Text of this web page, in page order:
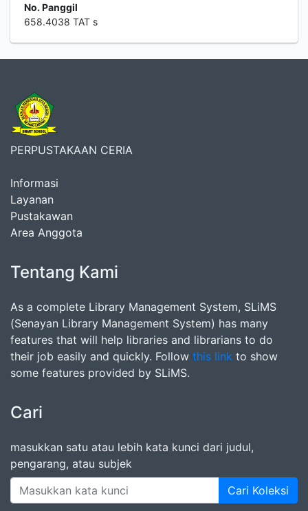
No. Panggil
658.4038 TAT s
PERPUSTAKAAN CERIA
Informasi
Layanan
Pustakawan
Area Anggota
Tentang Kami
As a complete Library Management System, SLiMS
(Senayan Library Management System) has many
features that will help libraries and librarians to do
their job easily and quickly. Follow this link to show
some features provided by SLiMS.
Cari
masukkan satu atau lebih kata kunci dari judul,
pengarang, atau subjek
Cari Koleksi